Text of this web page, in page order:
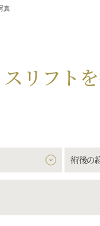
真
スリフト
術後の